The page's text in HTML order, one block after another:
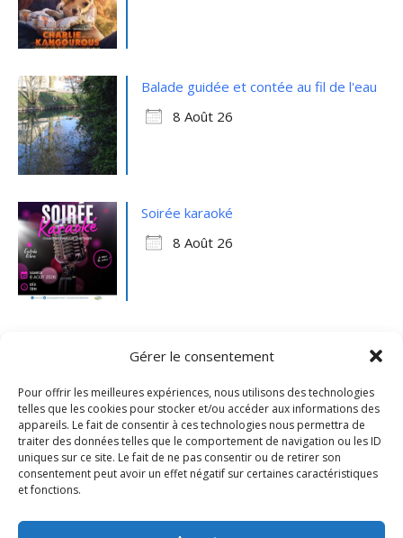
Gérer le consentement
Pour offrir les meilleures expériences, nous utilisons des technologies
telles que les cookies pour stocker et/ou accéder aux informations des
appareils. Le fait de consentir à ces technologies nous permettra de
traiter des données telles que le comportement de navigation ou les ID
uniques sur ce site. Le fait de ne pas consentir ou de retirer son
consentement peut avoir un effet négatif sur certaines caractéristiques
et fonctions.
Balade guidée et contée au fil de l'eau
8 Août 26
Soirée karaoké
8 Août 26